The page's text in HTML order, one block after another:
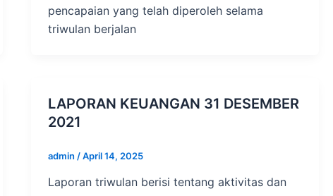
pencapaian yang telah diperoleh selama
triwulan berjalan
LAPORAN KEUANGAN 31 DESEMBER
2021
admin /April 14, 2025
Laporan triwulan berisi tentang aktivitas dan